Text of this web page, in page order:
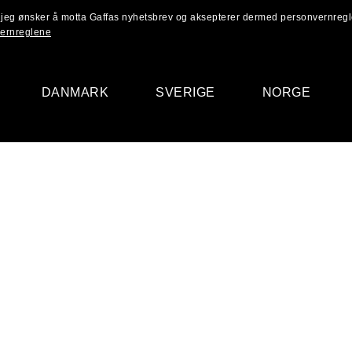
ønsker å motta Gaffas nyhetsbrev og aksepterer dermed
DANMARK SVERIGE NORGE